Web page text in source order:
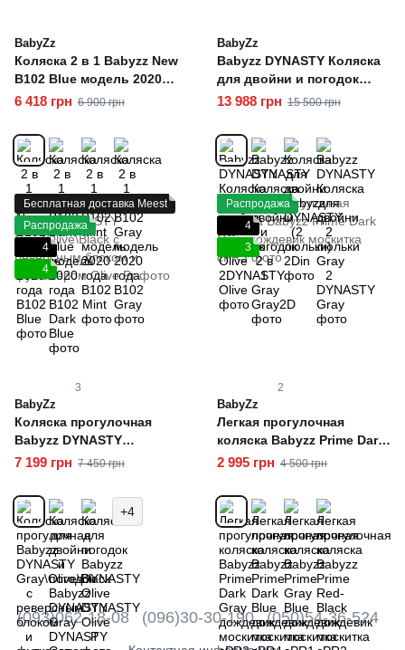
BabyZz
Коляска 2 в 1 Babyzz New
B102 Blue модель 2020
года
6 418 грн 6 900 грн
BabyZz
Babyzz DYNASTY Коляска
для двойни и погодок
Olive
13 988 грн 15 500 грн
Бесплатная доставка Meest
Распродажа
4
4
3
BabyZz
Коляска прогулочная
Babyzz DYNASTY
Gray\Olive\Black c
футкавером
7 199 грн 7 450 грн
+4
Распродажа
4
3
2
BabyZz
Легкая прогулочная
коляска Babyzz Prime Dark
Gray дождевик москитка
2 995 грн 4 500 грн
(093)062-18-08 (096)30-30-190 (050)54-36-524